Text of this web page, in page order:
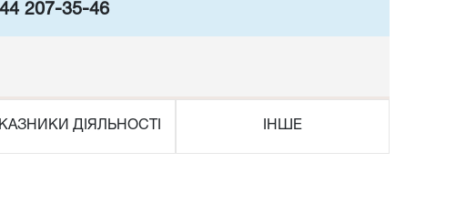
207-35-46
ДІЯЛЬНОСТІ ІНШЕ